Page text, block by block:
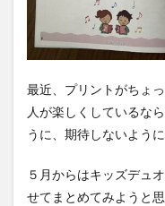
最近、プリントがちょ
人が楽しくしているな
うに、期待しないよう
５月からはキッズデュ
せてまとめてみようと思